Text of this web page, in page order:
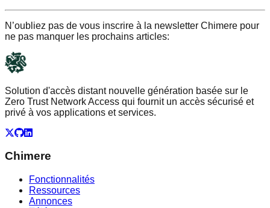
N’oubliez pas de vous inscrire à la newsletter Chimere pour
ne pas manquer les prochains articles:
Solution d'accès distant nouvelle génération basée sur le
Zero Trust Network Access qui fournit un accès sécurisé et
privé à vos applications et services.
X GitHub
LinkedIn
Chimere
Fonctionnalités
Ressources
Annonces